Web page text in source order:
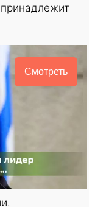
Смотреть